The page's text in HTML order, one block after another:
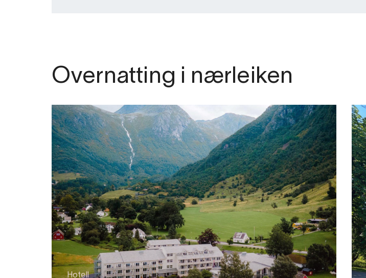
Overnatting i nærleiken
Hotell